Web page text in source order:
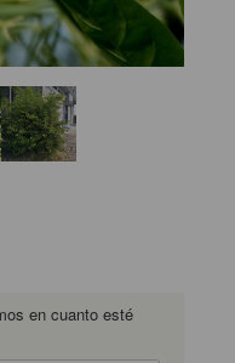
en cuanto esté